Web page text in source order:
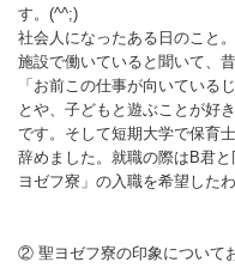
す。(^^;)
社会人になったある日のこと
施設で働いていると聞いて、
「お前この仕事が向いている
とや、子どもと遊ぶことが好
です。そして短期大学で保育
辞めました。就職の際はB君
ヨゼフ寮」の入職を希望したわ
② 聖ヨゼフ寮の印象について